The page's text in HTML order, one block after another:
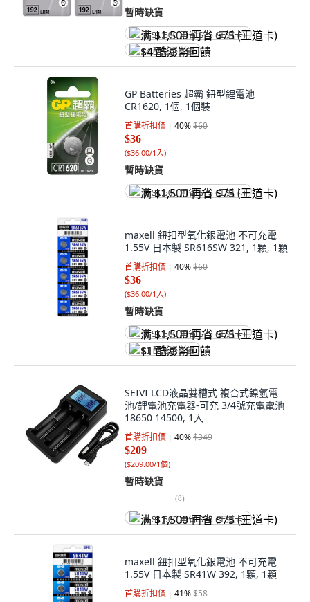
暫時缺貨
满 $1,500 再省 $75 (王道卡)
$4 酷澎幣回饋
GP Batteries 超霸 鈕型鋰電池
CR1620, 1個, 1個裝
首購折扣價 40%$60
$36
($36.00/1入)
暫時缺貨
满 $1,500 再省 $75 (王道卡)
maxell 鈕扣型氧化銀電池 不可充電
1.55V 日本製 SR616SW 321, 1顆, 1顆
首購折扣價 40%$60
$36
($36.00/1入)
暫時缺貨
满 $1,500 再省 $75 (王道卡)
$1 酷澎幣回饋
SEIVI LCD液晶雙槽式 複合式鎳氫電
池/鋰電池充電器-可充 3/4號充電電池
18650 14500, 1入
首購折扣價 40%$349
$209
($209.00/1個)
暫時缺貨
(8)
满 $1,500 再省 $75 (王道卡)
maxell 鈕扣型氧化銀電池 不可充電
1.55V 日本製 SR41W 392, 1顆, 1顆
首購折扣價 41%$58